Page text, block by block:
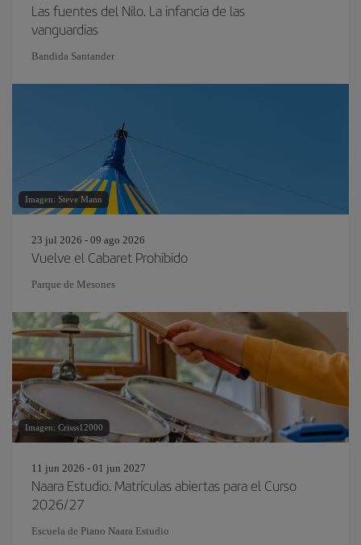
Las fuentes del Nilo. La infancia de las
vanguardias
Bandida Santander
Imagen: Steve Mann
23 jul 2026 - 09 ago 2026
Vuelve el Cabaret Prohibido
Parque de Mesones
Imagen: Crisss12000
11 jun 2026 - 01 jun 2027
Naara Estudio. Matrículas abiertas para el Curso
2026/27
Escuela de Piano Naara Estudio